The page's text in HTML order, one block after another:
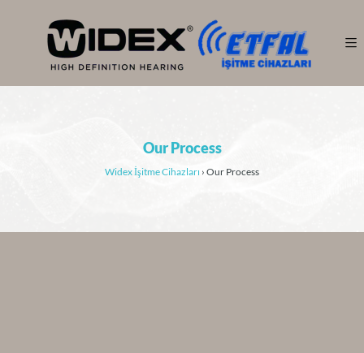
Our Process
Widex İşitme Cihazları › Our Process